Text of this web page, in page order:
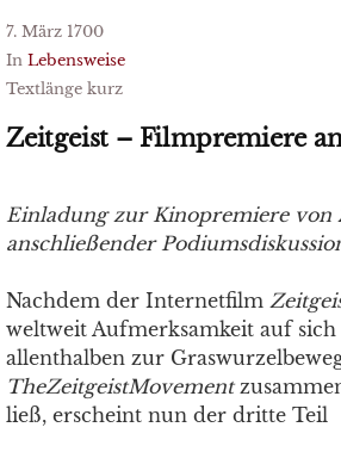
7. März 1700
In Lebensweise
Textlänge kurz
Zeitgeist – Filmpremiere
Einladung zur Kinopremiere von
anschließender
Nachdem der Internetfilm
weltweit Aufmerksamkeit auf
allenthalben zur
TheZeitgeistMovement
ließ, erscheint nun der dritte Teil